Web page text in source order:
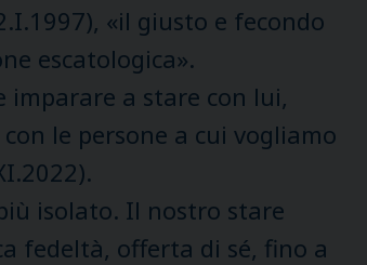
«il giusto e fecondo
escatologica».
imparare a stare con lui,
le persone a cui vogliamo
isolato. Il nostro stare
fedeltà, offerta di sé, fino a